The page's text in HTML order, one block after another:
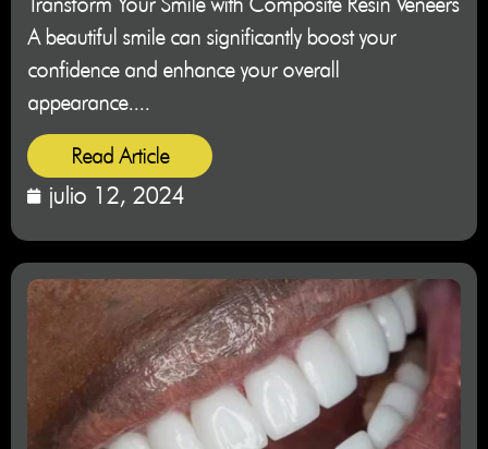
A beautiful smile can significantly boost your
confidence and enhance your overall
appearance....
Read Article
julio 12, 2024